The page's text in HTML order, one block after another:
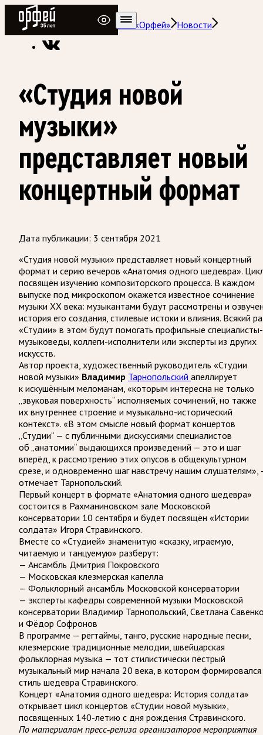
Радио Орфей
Радио классической музыки «Орфей» Новости
«Студия новой
музыки»
представляет новый
концертный формат
Дата публикации: 3 сентября 2021
«Студия новой музыки» представляет новый концертный
формат и серию вечеров «Анатомия одного шедевра».
посвящён изучению композиторского процесса. В каждом
выпуске под микроскопом окажется известное сочинение
музыки ХХ века: музыкантами будут рассмотрены и
история его создания, стилевые истоки и влияния. Всякий
«Студии» в этом будут помогать профильные специалисты-
музыковеды, коллеги-исполнители или эксперты из других
искусств.
Автор проекта, художественный руководитель «Студии
новой музыки» Владимир Тарнопольский апеллирует
к искушённым меломанам, «которым интересна не только
„звуковая поверхность“ исполняемых сочинений, но также
их внутреннее строение и музыкально-исторический
контекст». «В этом смысле новый формат концертов
„Студии“ — с публичными дискуссиями специалистов
об „анатомии“ выдающихся произведений — это и шаг
вперёд, к рассмотрению этих опусов в общекультурном
срезе, и одновременно шаг навстречу нашим слушателям»,
отмечает Тарнопольский.
Первый концерт в формате «Анатомия одного шедевра»
состоится в Рахманиновском зале Московской
консерватории 10 сентября и будет посвящён «Истории
солдата» Игоря Стравинского.
Вместе со «Студией» знаменитую «сказку, играемую,
читаемую и танцуемую» разберут:
— Ансамбль Дмитрия Покровского
— Московская клезмерская капелла
— Фольклорный ансамбль Московской консерватории
— эксперты кафедры современной музыки Московской
консерватории Владимир Тарнопольский, Светлана
и Фёдор Софронов
В программе — регтаймы, танго, русские народные песни,
клезмерские традиционные мелодии, швейцарская
фольклорная музыка — тот стилистически пёстрый
музыкальный мир начала 20 века, в котором формировался
стиль шедевра Стравинского.
Концерт «Анатомия одного шедевра: История солдата»
открывает цикл концертов «Студии новой музыки»,
посвященных 140-летию с дня рождения Стравинского.
По материалам пресс-релиза организаторов мероприятия